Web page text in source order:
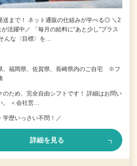
送まで！ ネット通販の仕組みが学べる◎ ＼2
活躍中／ 「毎月の給料に“あと少し”プラス
んな〈目標〉を…
、福岡県、佐賀県、長崎県内のご自宅 ※フ
のため、完全自由シフトです！ 詳細はお問い
。 ＜会社営…
学歴いっさい不問！／
詳細を見る